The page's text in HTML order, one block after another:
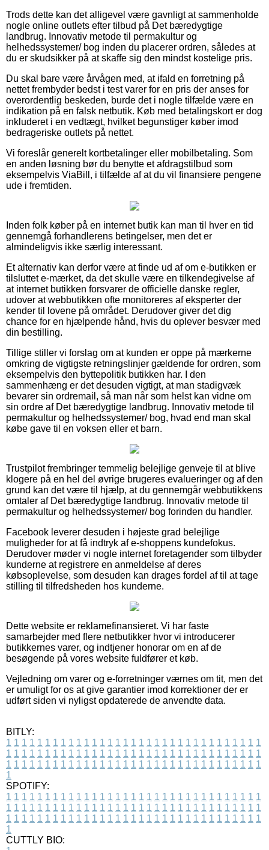
Trods dette kan det alligevel være gavnligt at sammenholde
nogle online outlets efter tilbud på Det bæredygtige
landbrug. Innovativ metode til permakultur og
helhedssystemer/ bog inden du placerer ordren, således at
du er skudsikker på at skaffe sig den mindst kostelige pris.
Du skal bare være årvågen med, at ifald en forretning på
nettet frembyder bedst i test varer for en pris der anses for
overordentlig beskeden, burde det i nogle tilfælde være en
indikation på en falsk netbutik. Køb med betalingskort er dog
inkluderet i en vedtægt, hvilket begunstiger køber imod
bedrageriske outlets på nettet.
Vi foreslår generelt kortbetalinger eller mobilbetaling. Som
en anden løsning bør du benytte et afdragstilbud som
eksempelvis ViaBill, i tilfælde af at du vil finansiere pengene
ude i fremtiden.
Inden folk køber på en internet butik kan man til hver en tid
gennemgå forhandlerens betingelser, men det er
almindeligvis ikke særlig interessant.
Et alternativ kan derfor være at finde ud af om e-butikken er
tilsluttet e-mærket, da det skulle være en tilkendegivelse af
at internet butikken forsvarer de officielle danske regler,
udover at webbutikken ofte monitoreres af eksperter der
kender til lovene på området. Derudover giver det dig
chance for en hjælpende hånd, hvis du oplever besvær med
din bestilling.
Tillige stiller vi forslag om at kunden er oppe på mærkerne
omkring de vigtigste retningslinjer gældende for ordren, som
eksempelvis den byttepolitik butikken har. I den
sammenhæng er det desuden vigtigt, at man stadigvæk
bevarer sin ordremail, så man når som helst kan vidne om
sin ordre af Det bæredygtige landbrug. Innovativ metode til
permakultur og helhedssystemer/ bog, hvad end man skal
købe gave til en voksen eller et barn.
Trustpilot frembringer temmelig belejlige genveje til at blive
klogere på en hel del øvrige brugeres evalueringer og af den
grund kan det være til hjælp, at du gennemgår webbutikkens
omtaler af Det bæredygtige landbrug. Innovativ metode til
permakultur og helhedssystemer/ bog forinden du handler.
Facebook leverer desuden i højeste grad belejlige
muligheder for at få indtryk af e-shoppens kundefokus.
Derudover møder vi nogle internet foretagender som tilbyder
kunderne at registrere en anmeldelse af deres
købsoplevelse, som desuden kan drages fordel af til at tage
stilling til tilfredsheden hos kunderne.
Dette website er reklamefinansieret. Vi har faste
samarbejder med flere netbutikker hvor vi introducerer
butikkernes varer, og indtjener honorar om en af de
besøgende på vores website fuldfører et køb.
Vejledning om varer og e-forretninger værnes om tit, men det
er umuligt for os at give garantier imod korrektioner der er
udført siden vi nyligst opdaterede de anvendte data.
BITLY:
1 1 1 1 1 1 1 1 1 1 1 1 1 1 1 1 1 1 1 1 1 1 1 1 1 1 1 1 1 1 1 1 1
1 1 1 1 1 1 1 1 1 1 1 1 1 1 1 1 1 1 1 1 1 1 1 1 1 1 1 1 1 1 1 1 1
1 1 1 1 1 1 1 1 1 1 1 1 1 1 1 1 1 1 1 1 1 1 1 1 1 1 1 1 1 1 1 1 1
1
SPOTIFY:
1 1 1 1 1 1 1 1 1 1 1 1 1 1 1 1 1 1 1 1 1 1 1 1 1 1 1 1 1 1 1 1 1
1 1 1 1 1 1 1 1 1 1 1 1 1 1 1 1 1 1 1 1 1 1 1 1 1 1 1 1 1 1 1 1 1
1 1 1 1 1 1 1 1 1 1 1 1 1 1 1 1 1 1 1 1 1 1 1 1 1 1 1 1 1 1 1 1 1
1
CUTTLY BIO: